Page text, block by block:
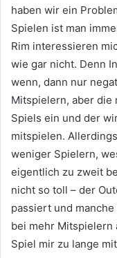
haben wir ein
Spielen ist man
Rim interessieren
wie gar nicht. Denn
wenn, dann nur
Mitspielern, aber die
Spiels ein und der
mitspielen.
weniger Spielern,
eigentlich zu zweit
nicht so toll – der
passiert und
bei mehr Mitspielern
Spiel mir zu lange